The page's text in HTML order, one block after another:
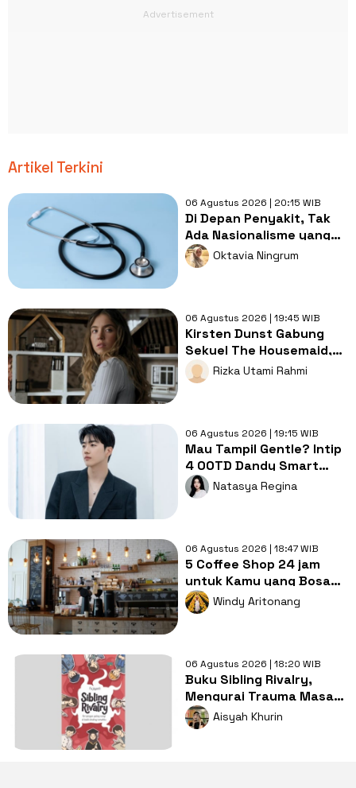
Artikel Terkini
06 Agustus 2026 | 20:15 WIB
Di Depan Penyakit, Tak
Ada Nasionalisme yang
Lebih Penting dari
Kesembuhan
Oktavia Ningrum
06 Agustus 2026 | 19:45 WIB
Kirsten Dunst Gabung
Sekuel The Housemaid,
Intip Sinopsis dan Jadwal
Tayang
Rizka Utami Rahmi
06 Agustus 2026 | 19:15 WIB
Mau Tampil Gentle? Intip
4 OOTD Dandy Smart
Casual ala Kang Hoon
Natasya Regina
06 Agustus 2026 | 18:47 WIB
5 Coffee Shop 24 jam
untuk Kamu yang Bosan
Nugas di Kos
Windy Aritonang
06 Agustus 2026 | 18:20 WIB
Buku Sibling Rivalry,
Mengurai Trauma Masa
Kecil dan Persaingan
Antarsaudara
Aisyah Khurin